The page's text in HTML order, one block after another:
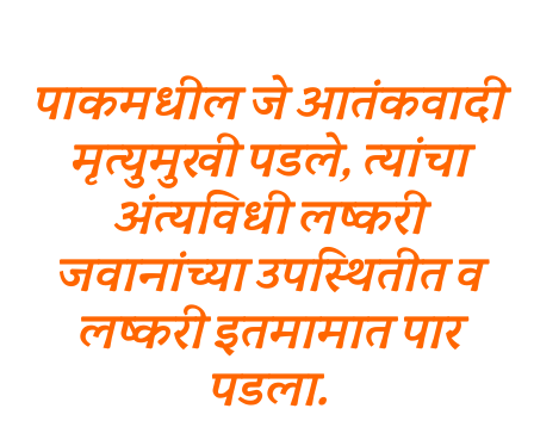
पाकमधील जे आतंकवादी
मृत्युमुखी पडले, त्यांचा
अंत्यविधी लष्करी
जवानांच्या उपस्थितीत व
लष्करी इतमामात पार
पडला.